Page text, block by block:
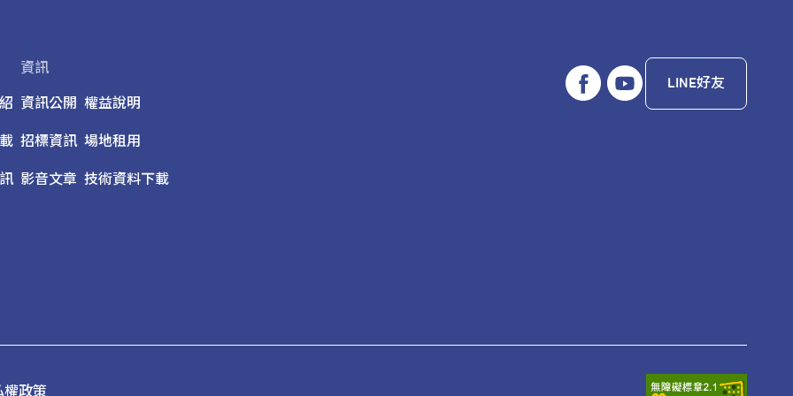
資訊
資訊公開
招標資訊
影音文章
權益說明
場地租用
技術資料下載
LINE好友
權政策